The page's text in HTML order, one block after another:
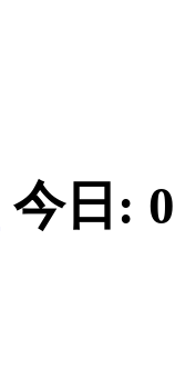
今日: 0